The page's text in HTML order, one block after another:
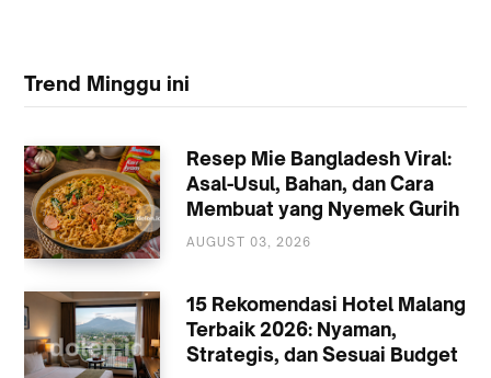
Trend Minggu ini
Resep Mie Bangladesh Viral:
Asal-Usul, Bahan, dan Cara
Membuat yang Nyemek Gurih
AUGUST 03, 2026
15 Rekomendasi Hotel Malang
Terbaik 2026: Nyaman,
Strategis, dan Sesuai Budget